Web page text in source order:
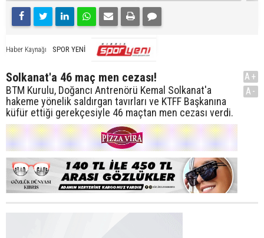
Haber Kaynağı SPOR YENİ
Solkanat'a 46 maç men cezası!
BTM Kurulu, Doğancı Antrenörü Kemal Solkanat'a
hakeme yönelik saldırgan tavırları ve KTFF Başkanına
küfür ettiği gerekçesiyle 46 maçtan men cezası verdi.
A+
A-